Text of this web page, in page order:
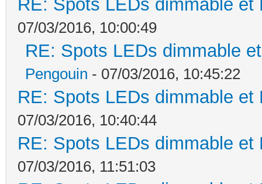
RE: Spots LEDs dimmable
07/03/2016, 10:00:49
RE: Spots LEDs dimmable
Pengouin - 07/03/2016, 10:45:22
RE: Spots LEDs dimmable
07/03/2016, 10:40:44
RE: Spots LEDs dimmable
07/03/2016, 11:51:03